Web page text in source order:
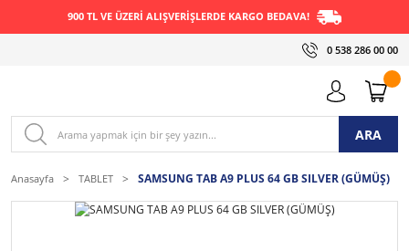
900 TL VE ÜZERİ ALIŞVERİŞLERDE KARGO BEDAVA!
0 538 286 00 00
ARA
Anasayfa TABLET SAMSUNG TAB A9 PLUS 64 GB SILVER (GÜMÜŞ)